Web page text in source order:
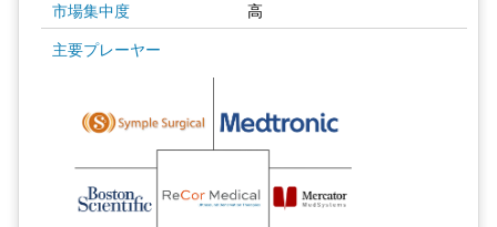
市場集中度 高
主要プレーヤー
画像 © Mordor Intelligence。再利用にはCC BY 4.0の表示が必要です。